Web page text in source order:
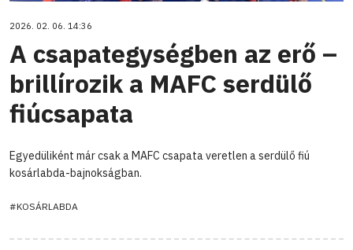
2026. 02. 06. 14:36
A csapategységben az erő –
brillírozik a MAFC serdülő
fiúcsapata
Egyedüliként már csak a MAFC csapata veretlen a serdülő fiú
kosárlabda-bajnokságban.
#KOSÁRLABDA